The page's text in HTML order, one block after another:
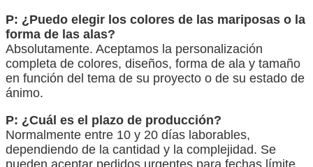
P: ¿Puedo elegir los colores de las mariposas o la
forma de las alas?
Absolutamente. Aceptamos la personalización
completa de colores, diseños, forma de ala y tamaño
en función del tema de su proyecto o de su estado de
ánimo.
P: ¿Cuál es el plazo de producción?
Normalmente entre 10 y 20 días laborables,
dependiendo de la cantidad y la complejidad. Se
pueden aceptar pedidos urgentes para fechas límite